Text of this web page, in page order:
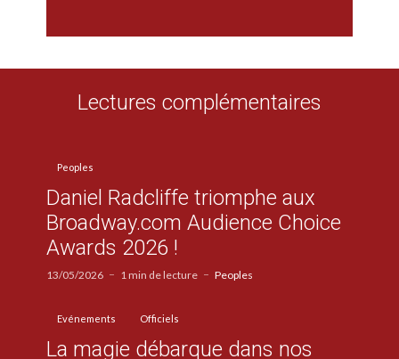
Lectures complémentaires
Peoples
Daniel Radcliffe triomphe aux
Broadway.com Audience Choice
Awards 2026 !
13/05/2026 1 min de lecture Peoples
Evénements Officiels
La magie débarque dans nos